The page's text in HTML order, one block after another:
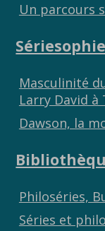
Un parcours
Sériesophie
Masculinité
Larry David à
Dawson, la
Philoséries,
Séries et